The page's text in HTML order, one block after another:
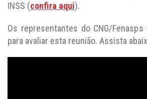
INSS (confira aqui).
Os representantes do CNG/Fenasps
para avaliar esta reunião. Assista